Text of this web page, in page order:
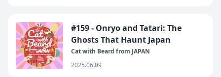
#159 - Onryo and Tatari: The
Ghosts That Haunt Japan
Cat with Beard from JAPAN
2025.06.09